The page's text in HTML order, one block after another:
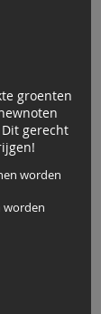
groenten
gerecht
worden
worden